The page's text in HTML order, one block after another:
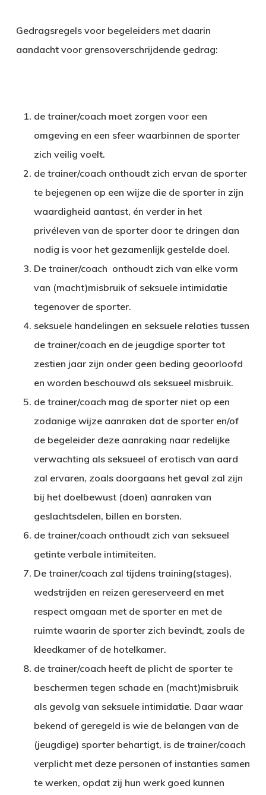
Gedragsregels voor begeleiders met daarin
aandacht voor grensoverschrijdende gedrag:
de trainer/coach moet zorgen voor een
omgeving en een sfeer waarbinnen de sporter
zich veilig voelt.
de trainer/coach onthoudt zich ervan de sporter
te bejegenen op een wijze die de sporter in zijn
waardigheid aantast, én verder in het
privéleven van de sporter door te dringen dan
nodig is voor het gezamenlijk gestelde doel.
De trainer/coach onthoudt zich van elke vorm
van (macht)misbruik of seksuele intimidatie
tegenover de sporter.
seksuele handelingen en seksuele relaties tussen
de trainer/coach en de jeugdige sporter tot
zestien jaar zijn onder geen beding geoorloofd
en worden beschouwd als seksueel misbruik.
de trainer/coach mag de sporter niet op een
zodanige wijze aanraken dat de sporter en/of
de begeleider deze aanraking naar redelijke
verwachting als seksueel of erotisch van aard
zal ervaren, zoals doorgaans het geval zal zijn
bij het doelbewust (doen) aanraken van
geslachtsdelen, billen en borsten.
de trainer/coach onthoudt zich van seksueel
getinte verbale intimiteiten.
De trainer/coach zal tijdens training(stages),
wedstrijden en reizen gereserveerd en met
respect omgaan met de sporter en met de
ruimte waarin de sporter zich bevindt, zoals de
kleedkamer of de hotelkamer.
de trainer/coach heeft de plicht de sporter te
beschermen tegen schade en (macht)misbruik
als gevolg van seksuele intimidatie. Daar waar
bekend of geregeld is wie de belangen van de
(jeugdige) sporter behartigt, is de trainer/coach
verplicht met deze personen of instanties samen
te werken, opdat zij hun werk goed kunnen